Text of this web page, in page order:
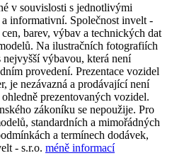
v souvislosti s jednotlivými
informativní. Společnost invelt -
barev, výbav a technických dat
Na ilustračních fotografiích
výbavou, která není
provedení. Prezentace vozidel
je nezávazná a prodávající není
prezentovaných vozidel.
zákoníku se nepoužije. Pro
standardních a mimořádných
a termínech dodávek,
- s.r.o. méně informací